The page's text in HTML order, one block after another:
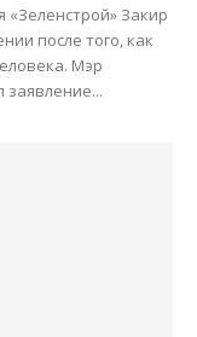
Закир
после того, как
Мэр